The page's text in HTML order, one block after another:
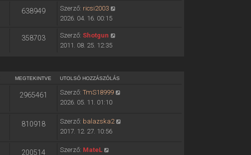
638949 Szerző: ricsi2003
2026. 04. 16. 00:15
358703 Szerző: Shotgun
2011. 08. 25. 12:35
MEGTEKINTVE UTOLSÓ HOZZÁSZÓLÁS
2965461 Szerző: TmS18999
2026. 05. 11. 01:10
810918 Szerző: balazska2
2017. 12. 27. 10:56
200514 Szerző: MateL